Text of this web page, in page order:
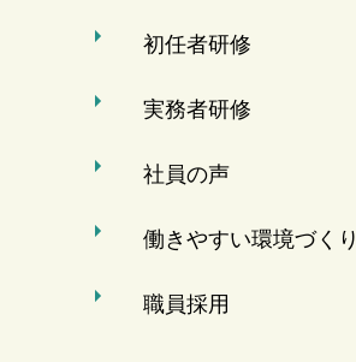
初任者研修
実務者研修
社員の声
働きやすい環境づくり
職員採用